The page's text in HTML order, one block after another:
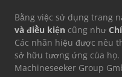
Bằng việc sử dụng trang
và điều kiện cũng như
Các nhãn hiệu được nêu
sở hữu tương ứng của họ.
Machineseeker Group